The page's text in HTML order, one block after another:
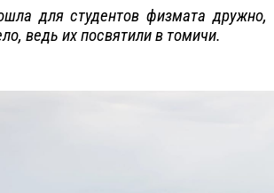
для студентов физмата дружно,
ведь их посвятили в томичи.